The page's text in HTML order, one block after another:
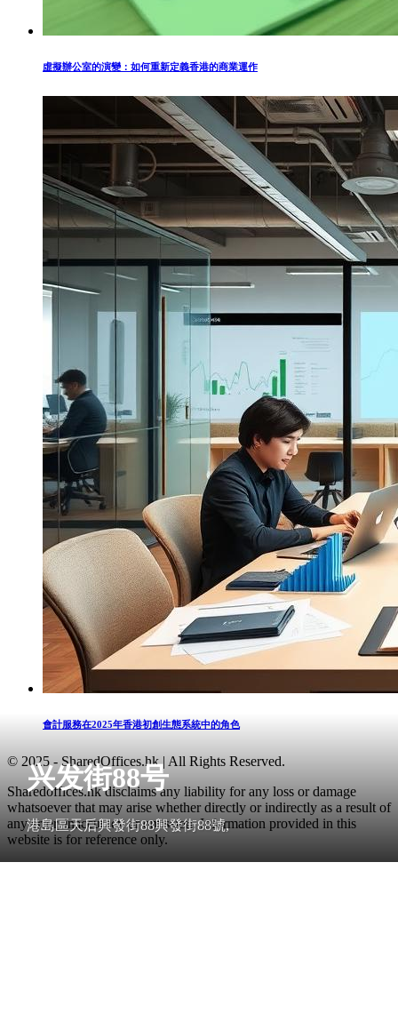
兴发街88号
港島區天后興發街88興發街88號,
虛擬辦公室的演變：如何重新定義香港的商業運作
會計服務在2025年香港初創生態系統中的角色
© 2025 - SharedOffices.hk | All Rights Reserved.
Sharedoffices.hk disclaims any liability for any loss or damage
whatsoever that may arise whether directly or indirectly as a result of
any error, inaccuracy or omission. Information provided in this
website is for reference only.